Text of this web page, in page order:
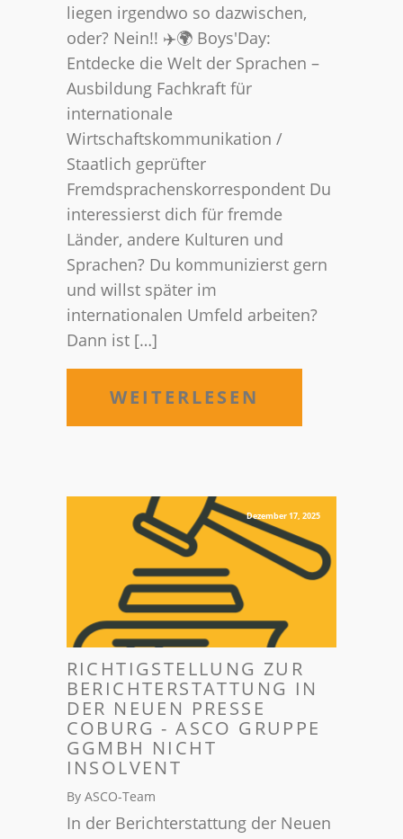
liegen irgendwo so dazwischen,
oder? Nein!! ✈️🌍 Boys'Day:
Entdecke die Welt der Sprachen –
Ausbildung Fachkraft für
internationale
Wirtschaftskommunikation /
Staatlich geprüfter
Fremdsprachenskorrespondent Du
interessierst dich für fremde
Länder, andere Kulturen und
Sprachen? Du kommunizierst gern
und willst später im
internationalen Umfeld arbeiten?
Dann ist […]
WEITERLESEN
Dezember 17, 2025
RICHTIGSTELLUNG ZUR
BERICHTERSTATTUNG IN
DER NEUEN PRESSE
COBURG - ASCO GRUPPE
GGMBH NICHT
INSOLVENT
By ASCO-Team
In der Berichterstattung der Neuen